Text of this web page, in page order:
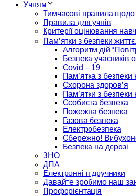
Учням
Тимчасові правила щодо
Правила для учнів
Критерії оцінювання
Пам’ятки з безпеки
Алгоритм дій
Безпека учасників
Covid – 19
Пам’ятка з безпеки
Охорона здоров’я
Пам’ятки з безпеки
Особиста безпека
Пожежна безпека
Газова безпека
Електробезпека
Обережно!
Безпека на дорозі
ЗНО
ДПА
Електронні підручники
Давайте зробимо наш
Профорієнтація